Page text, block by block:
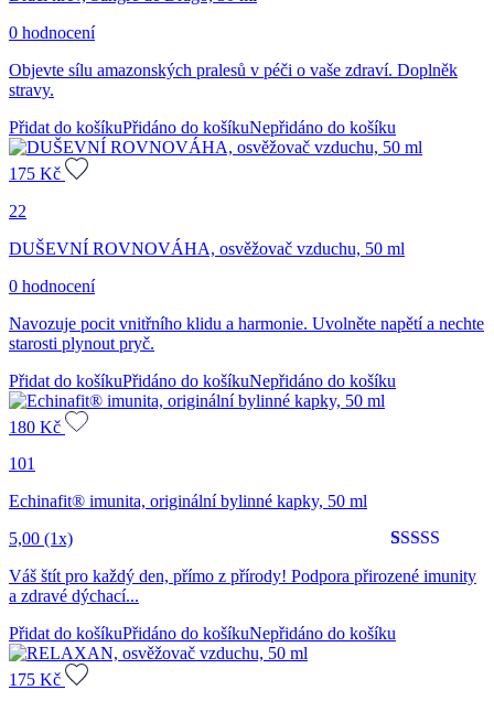
0 hodnocení
Objevte sílu amazonských pralesů v péči o vaše zdraví. Doplněk
stravy.
Přidat do košíkuPřidáno do košíkuNepřidáno do košíku
175 Kč
22
DUŠEVNÍ ROVNOVÁHA, osvěžovač vzduchu, 50 ml
0 hodnocení
Navozuje pocit vnitřního klidu a harmonie. Uvolněte napětí a nechte
starosti plynout pryč.
Přidat do košíkuPřidáno do košíkuNepřidáno do košíku
180 Kč
101
Echinafit® imunita, originální bylinné kapky, 50 ml
z 5 na
zákazníka
5,00 (1x)
Váš štít pro každý den, přímo z přírody! Podpora přirozené imunity
a zdravé dýchací...
Přidat do košíkuPřidáno do košíkuNepřidáno do košíku
175 Kč